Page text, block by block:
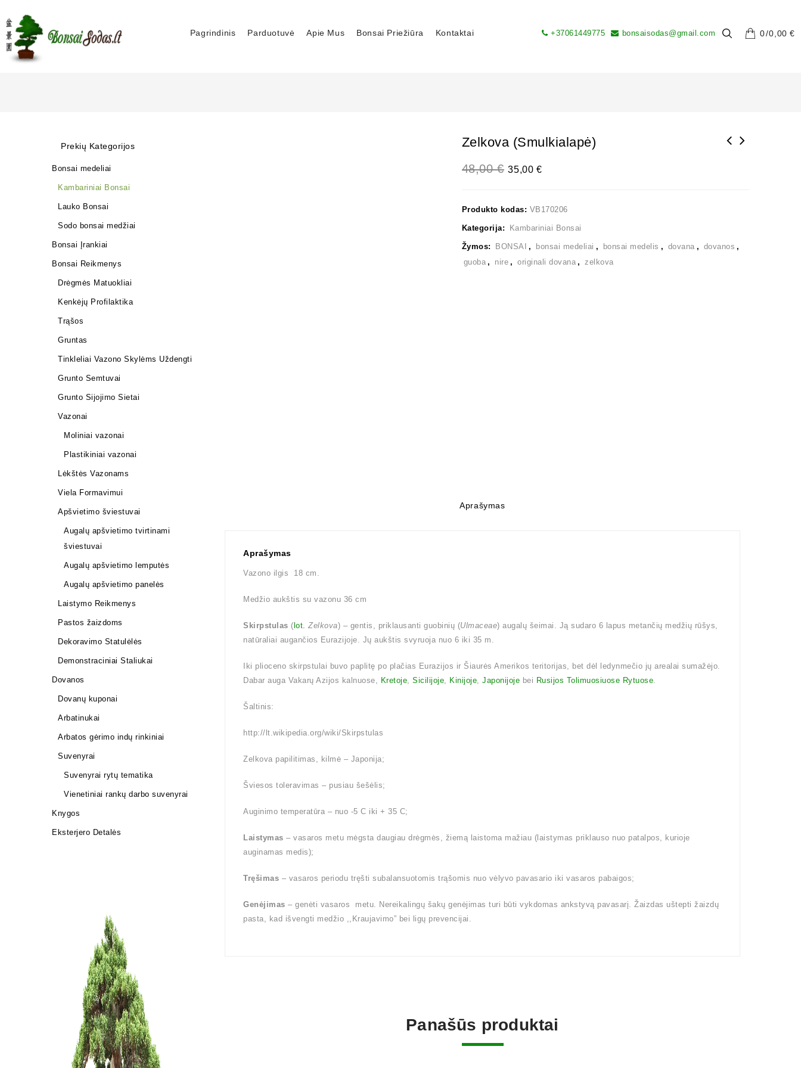
Pagrindinis Parduotuvė Apie Mus Bonsai Priežiūra Kontaktai 0 0,00€
+37061449775 bonsaisodas@gmail.com
Zelkova (smulkialapė)
48,00€ 35,00 €
Produkto kodas: VB170206
Kategorija: Kambariniai Bonsai
Žymos: BONSAI , bonsai medeliai , bonsai medelis , dovana , dovanos ,
guoba , nire , originali dovana , zelkova
Aprašymas
Aprašymas
Vazono ilgis 18 cm.
Medžio aukštis su vazonu 36 cm
Skirpstulas ( lot. Zelkova) – gentis, priklausanti guobinių (Ulmaceae) augalų šeimai. Ją sudaro 6 lapus metančių medžių rūšys,
natūraliai augančios Eurazijoje. Jų aukštis svyruoja nuo 6 iki 35 m.
Iki plioceno skirpstulai buvo paplitę po plačias Eurazijos ir Šiaurės Amerikos teritorijas, bet dėl ledynmečio jų arealai sumažėjo.
Dabar auga Vakarų Azijos kalnuose, Kretoje, Sicilijoje, Kinijoje, Japonijoje bei Rusijos Tolimuosiuose Rytuose.
Šaltinis:
http://lt.wikipedia.org/wiki/Skirpstulas
Zelkova papilitimas, kilmė – Japonija;
Šviesos toleravimas – pusiau šešėlis;
Auginimo temperatūra – nuo -5 C iki + 35 C;
Laistymas – vasaros metu mėgsta daugiau drėgmės, žiemą laistoma mažiau (laistymas priklauso nuo patalpos, kurioje
auginamas medis);
Tręšimas – vasaros periodu tręšti subalansuotomis trąšomis nuo vėlyvo pavasario iki vasaros pabaigos;
Genėjimas – genėti vasaros metu. Nereikalingų šakų genėjimas turi būti vykdomas ankstyvą pavasarį. Žaizdas uštepti žaizdų
pasta, kad išvengti medžio ,,Kraujavimo” bei ligų prevencijai.
Panašūs produktai
Prekių Kategorijos
Bonsai medeliai
Kambariniai Bonsai
Lauko Bonsai
Sodo bonsai medžiai
Bonsai Įrankiai
Bonsai Reikmenys
Drėgmės Matuokliai
Kenkėjų Profilaktika
Trąšos
Gruntas
Tinkleliai Vazono Skylėms Uždengti
Grunto Semtuvai
Grunto Sijojimo Sietai
Vazonai
Moliniai vazonai
Plastikiniai vazonai
Lėkštės Vazonams
Viela Formavimui
Apšvietimo šviestuvai
Augalų apšvietimo tvirtinami
šviestuvai
Augalų apšvietimo lemputės
Augalų apšvietimo panelės
Laistymo Reikmenys
Pastos žaizdoms
Dekoravimo Statulėlės
Demonstraciniai Staliukai
Dovanos
Dovanų kuponai
Arbatinukai
Arbatos gėrimo indų rinkiniai
Suvenyrai
Suvenyrai rytų tematika
Vienetiniai rankų darbo suvenyrai
Knygos
Eksterjero Detalės